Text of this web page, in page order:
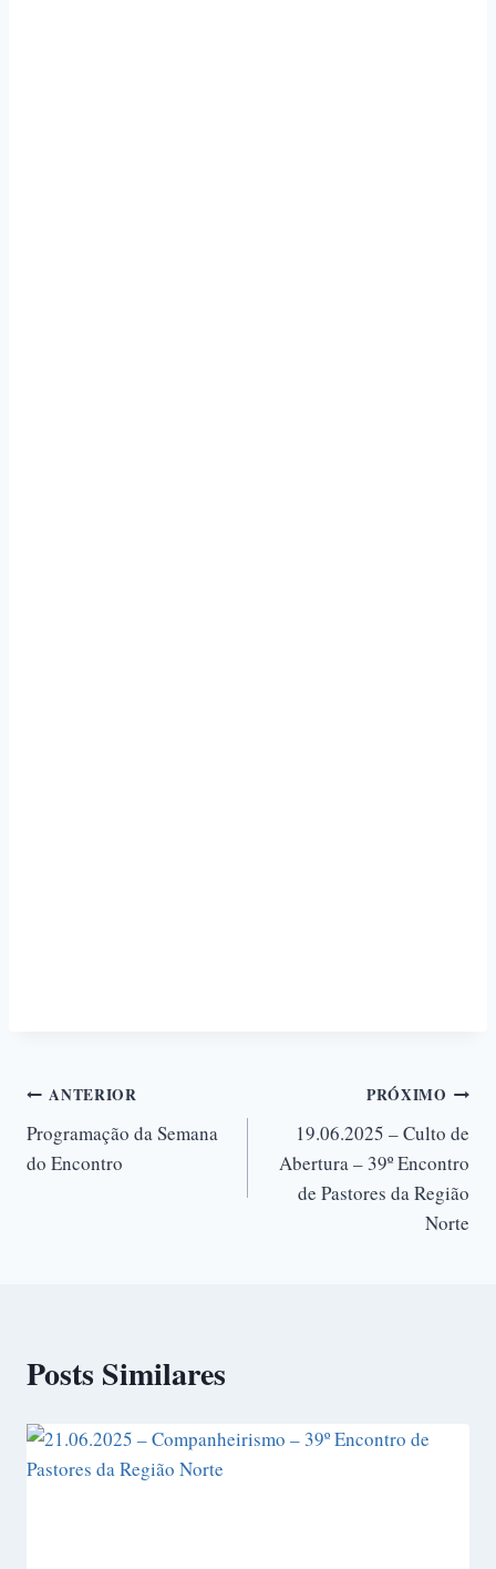
ANTERIOR
Programação da Semana
do Encontro
PRÓXIMO
19.06.2025 – Culto de
Abertura – 39º Encontro
de Pastores da Região
Norte
Posts Similares